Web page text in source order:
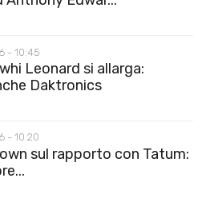
- 10:45
Leonard si allarga:
Daktronics
- 10:20
sul rapporto con Tatum: